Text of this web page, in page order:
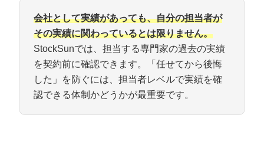
プロに無料相談をする
会社概要資料をダウンロー
ドする
StockSun株式会社〒160-0023 東京都新宿区西新宿3丁目7-30 フロ
ンティアグラン西新宿地下1階B102号室
サイトマッププライバシーポリシー
会社として実績があっても、自分の担当者が
その実績に関わっているとは限りません。
StockSunでは、担当する専門家の過去の実績
を契約前に確認できます。「任せてから後悔
した」を防ぐには、担当者レベルで実績を確
認できる体制かどうかが最重要です。